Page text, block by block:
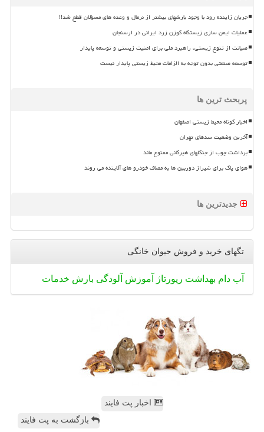
جریان زاینده رود با وجود بارشهای بیشتر از نرمال و وعده های مسؤلان قطع شد!!
عملیات ایمن سازی زیستگاه گوزن زرد ایرانی در ارسنجان
صیانت از تنوع زیستی، راهبرد ملی برای امنیت زیستی و توسعه پایدار
توسعه صنعتی بدون توجه به الزامات محیط زیستی پایدار نیست
پربحث ترین ها
اخبار کوتاه محیط زیستی اصفهان
آخرین وضعیت سدهای تهران
برداشت چوب از جنگلهای هیرکانی ممنوع ماند
هوای پاک برای شیراز دوربین ها به مصاف خودرو های آلاینده می روند
جدیدترین ها
تگهای خرید و فروش حیوان خانگی
آب دام بهداشت رپورتاژ آموزش آلودگی بارش خدمات
اخبار پت فایند
بازگشت به پت فایند